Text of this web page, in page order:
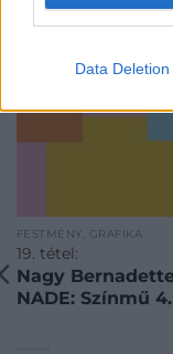
Data Deletion
FESTMÉNY, GRAFIKA
19. tétel:
Nagy
NADE: Színmű 4.